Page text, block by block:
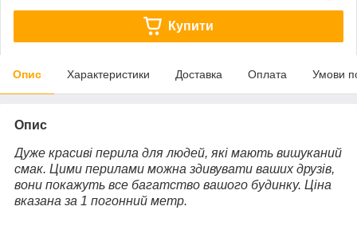
Купити
Опис Характеристики Доставка Оплата Умови
Опис
Дуже красиві перила для людей, які мають вишуканий
смак. Цими перилами можна здивувати ваших друзів,
вони покажуть все багатство вашого будинку. Ціна
вказана за 1 погонний метр.